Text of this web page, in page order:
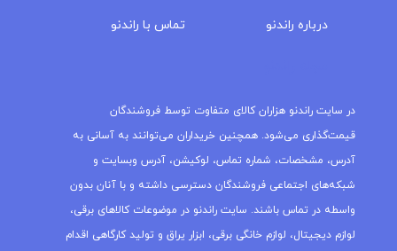
درباره‌ راندنو تماس با راندنو
در سایت راندنو هزاران کالای متفاوت توسط فروشندگان
قیمت‌گذاری می‌شود. همچنین خریداران می‌توانند به آسانی به
آدرس، مشخصات، شماره تماس، لوکیشن، آدرس وبسایت و
شبکه‌های اجتماعی فروشندگان دسترسی داشته و با آنان بدون
واسطه در تماس باشند. سایت راندنو در موضوعات کالاهای برقی،
لوازم دیجیتال، لوازم خانگی برقی، ابزار یراق و تولید کارگاهی اقدام